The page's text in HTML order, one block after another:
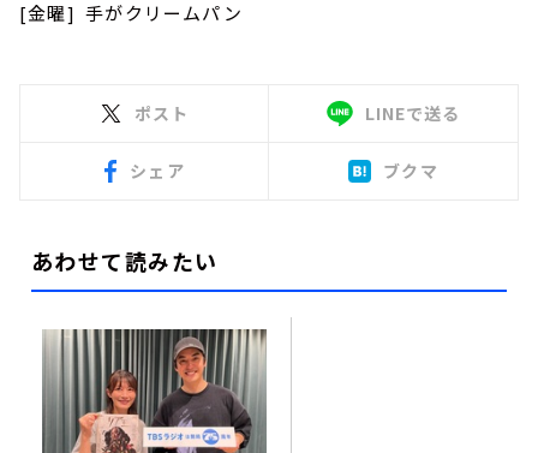
[金曜] 手がクリームパン
ポスト LINEで送る
シェア ブクマ
あわせて読みたい